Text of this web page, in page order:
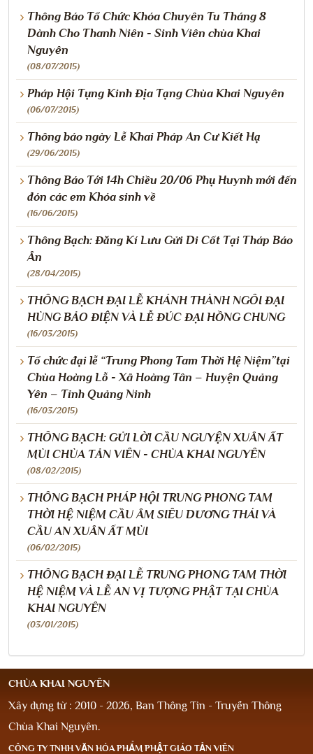
Thông Báo Tổ Chức Khóa Chuyên Tu Tháng 8
Dành Cho Thanh Niên - Sinh Viên chùa Khai
Nguyên
(08/07/2015)
Pháp Hội Tụng Kinh Địa Tạng Chùa Khai Nguyên
(06/07/2015)
Thông báo ngày Lễ Khai Pháp An Cư Kiết Hạ
(29/06/2015)
Thông Báo Tới 14h Chiều 20/06 Phụ Huynh mới đến
đón các em Khóa sinh về
(16/06/2015)
Thông Bạch: Đăng Kí Lưu Gửi Di Cốt Tại Tháp Báo
Ân
(28/04/2015)
THÔNG BẠCH ĐẠI LỄ KHÁNH THÀNH NGÔI ĐẠI
HÙNG BẢO ĐIỆN VÀ LỄ ĐÚC ĐẠI HỒNG CHUNG
(16/03/2015)
Tổ chức đại lễ “Trung Phong Tam Thời Hệ Niệm”tại
Chùa Hoàng Lỗ - Xã Hoàng Tân – Huyện Quảng
Yên – Tỉnh Quảng Ninh
(16/03/2015)
THÔNG BẠCH: GỬI LỜI CẦU NGUYỆN XUÂN ẤT
MÙI CHÙA TẢN VIÊN - CHÙA KHAI NGUYÊN
(08/02/2015)
THÔNG BẠCH PHÁP HỘI TRUNG PHONG TAM
THỜI HỆ NIỆM CẦU ÂM SIÊU DƯƠNG THÁI VÀ
CẦU AN XUÂN ẤT MÙI
(06/02/2015)
THÔNG BẠCH ĐẠI LỄ TRUNG PHONG TAM THỜI
HỆ NIỆM VÀ LỄ AN VỊ TƯỢNG PHẬT TẠI CHÙA
KHAI NGUYÊN
(03/01/2015)
CHÙA KHAI NGUYÊN
Xây dựng từ : 2010 - 2026, Ban Thông Tin - Truyền Thông
Chùa Khai Nguyên.
CÔNG TY TNHH VĂN HÓA PHẨM PHẬT GIÁO TẢN VIÊN